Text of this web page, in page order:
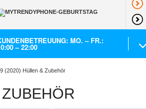
MO. – FR.:
– 22:00
(2020) Hüllen & Zubehör